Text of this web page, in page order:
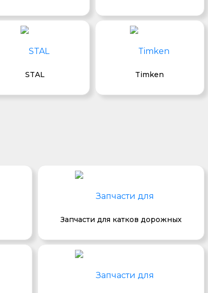
STAL Timken
Запчасти для катков дорожных